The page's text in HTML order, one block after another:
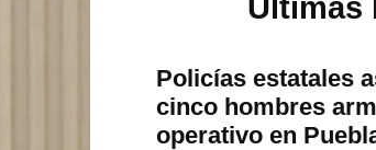
Ultimas
Policías estatales
cinco hombres
operativo en